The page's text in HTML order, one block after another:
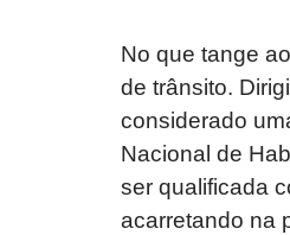
No que tange
de trânsito.
considerado
Nacional de
ser qualificada
acarretando na